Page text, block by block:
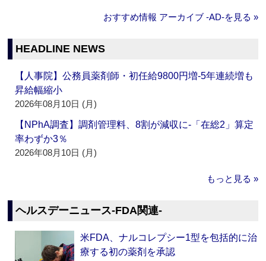
おすすめ情報 アーカイブ ‐AD‐を見る »
HEADLINE NEWS
【人事院】公務員薬剤師・初任給9800円増‐5年連続増も
昇給幅縮小
2026年08月10日 (月)
【NPhA調査】調剤管理料、8割が減収に‐「在総2」算定
率わずか3％
2026年08月10日 (月)
もっと見る »
ヘルスデーニュース‐FDA関連‐
米FDA、ナルコレプシー1型を包括的に治
療する初の薬剤を承認